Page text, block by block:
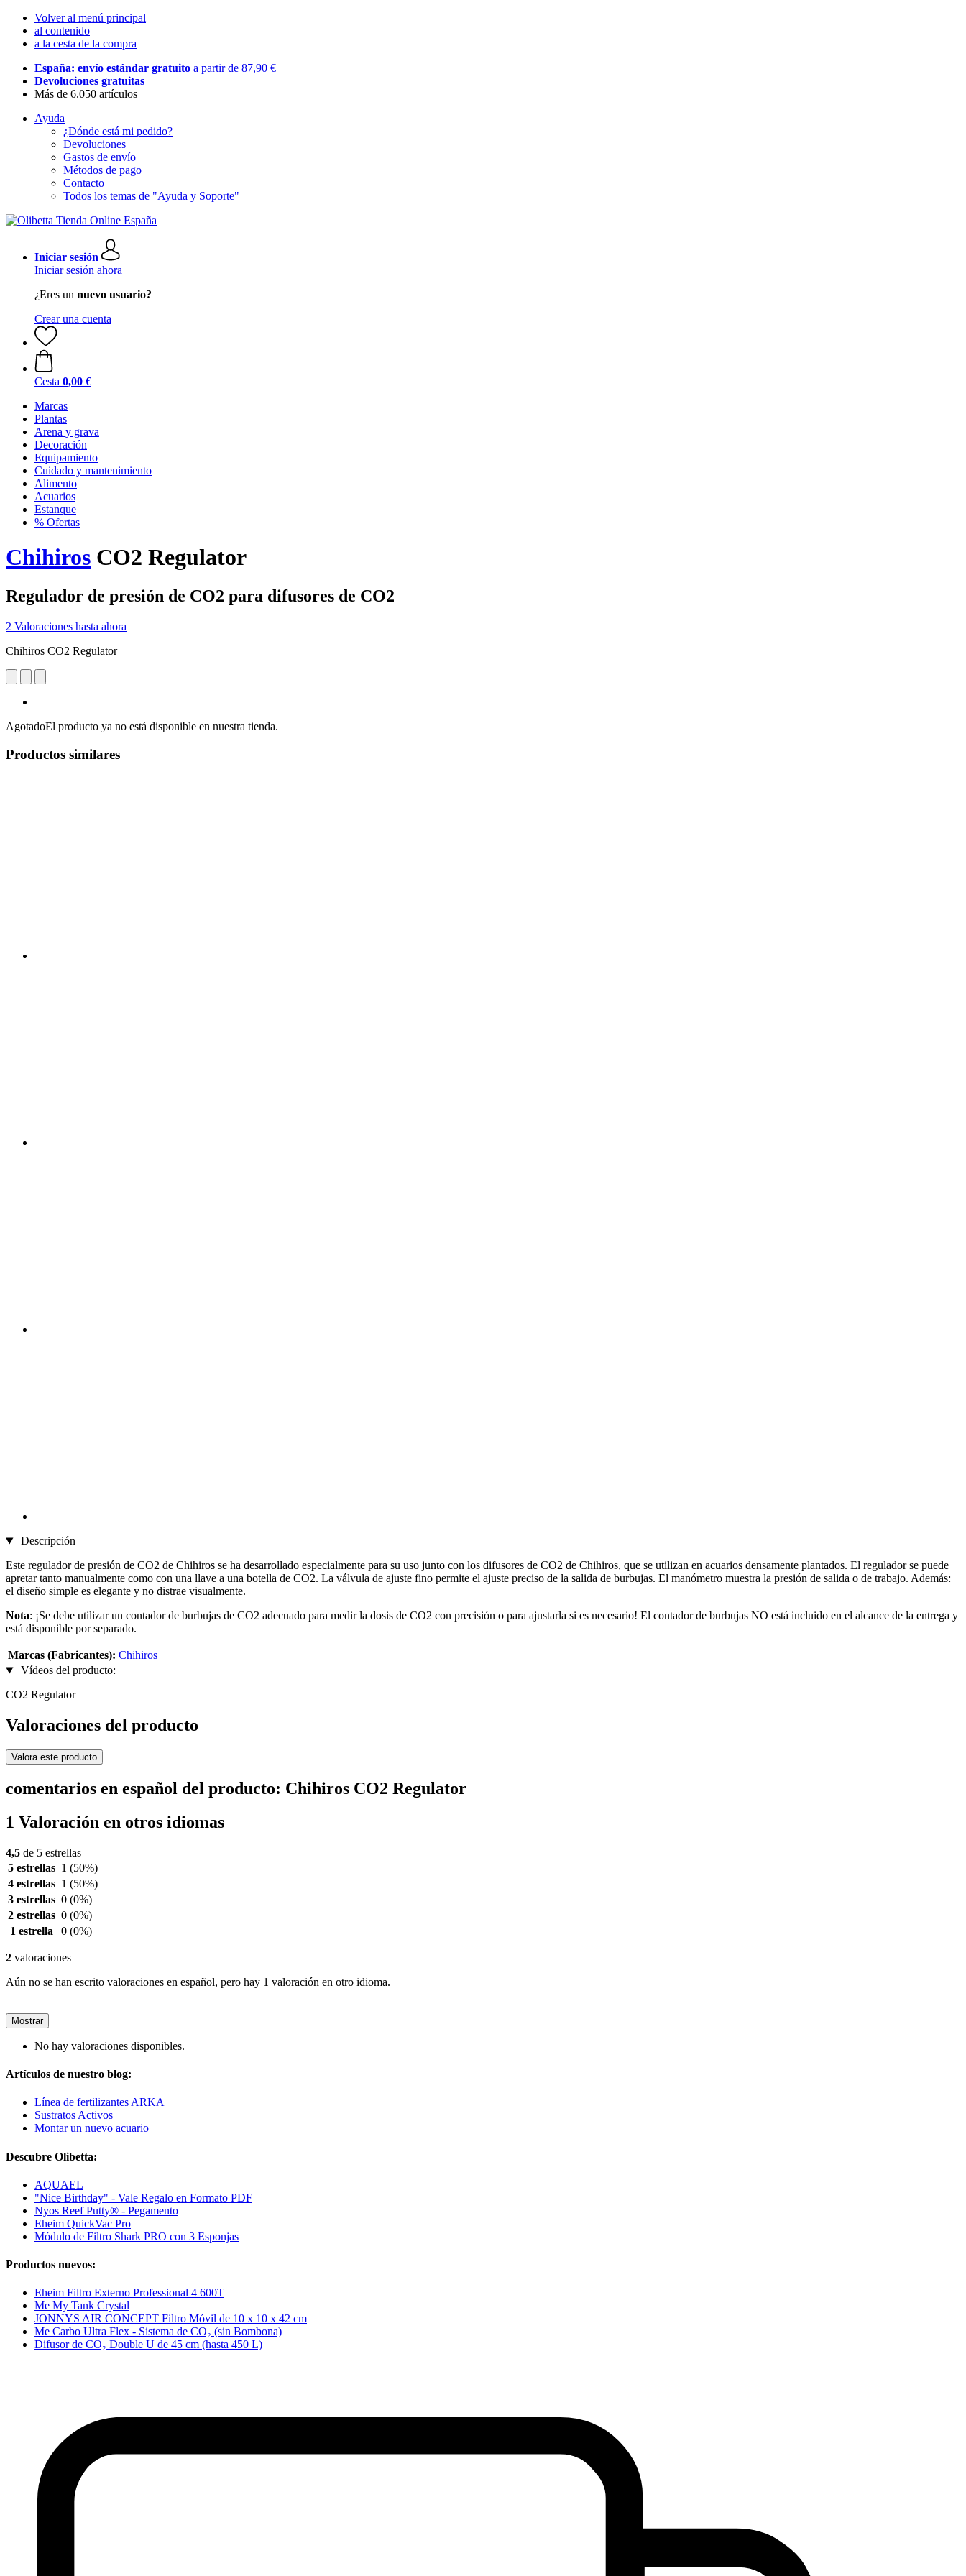
Volver al menú principal
al contenido
a la cesta de la compra
España: envío estándar gratuito a partir de 87,90 €
Devoluciones gratuitas
Más de 6.050 artículos
Ayuda
¿Dónde está mi pedido?
Devoluciones
Gastos de envío
Métodos de pago
Contacto
Todos los temas de "Ayuda y Soporte"
Iniciar sesión
Iniciar sesión ahora
¿Eres un nuevo usuario?
Crear una cuenta
Cesta 0,00 €
Marcas
Plantas
Arena y grava
Decoración
Equipamiento
Cuidado y mantenimiento
Alimento
Acuarios
Estanque
% Ofertas
Chihiros CO2 Regulator
Regulador de presión de CO2 para difusores de CO2
2 Valoraciones hasta ahora
Chihiros CO2 Regulator
AgotadoEl producto ya no está disponible en nuestra tienda.
Productos similares
Descripción
Este regulador de presión de CO2 de Chihiros se ha desarrollado especialmente para su uso junto con los difusores de CO2 de Chihiros, que se utilizan en acuarios densamente plantados. El regulador se puede
apretar tanto manualmente como con una llave a una botella de CO2. La válvula de ajuste fino permite el ajuste preciso de la salida de burbujas. El manómetro muestra la presión de salida o de trabajo. Además:
el diseño simple es elegante y no distrae visualmente.
Nota: ¡Se debe utilizar un contador de burbujas de CO2 adecuado para medir la dosis de CO2 con precisión o para ajustarla si es necesario! El contador de burbujas NO está incluido en el alcance de la entrega y
está disponible por separado.
Marcas (Fabricantes): Chihiros
Vídeos del producto:
CO2 Regulator
Valoraciones del producto
Valora este producto
comentarios en español del producto: Chihiros CO2 Regulator
1 Valoración en otros idiomas
4,5 de 5 estrellas
5 estrellas 1 (50%)
4 estrellas 1 (50%)
3 estrellas 0 (0%)
2 estrellas 0 (0%)
1 estrella
0 (0%)
2 valoraciones
Aún no se han escrito valoraciones en español, pero hay 1 valoración en otro idioma.
Mostrar
No hay valoraciones disponibles.
Artículos de nuestro blog:
Línea de fertilizantes ARKA
Sustratos Activos
Montar un nuevo acuario
Descubre Olibetta:
AQUAEL
"Nice Birthday" - Vale Regalo en Formato PDF
Nyos Reef Putty® - Pegamento
Eheim QuickVac Pro
Módulo de Filtro Shark PRO con 3 Esponjas
Productos nuevos:
Eheim Filtro Externo Professional 4 600T
Me My Tank Crystal
JONNYS AIR CONCEPT Filtro Móvil de 10 x 10 x 42 cm
Me Carbo Ultra Flex - Sistema de CO₂ (sin Bombona)
Difusor de CO₂ Double U de 45 cm (hasta 450 L)